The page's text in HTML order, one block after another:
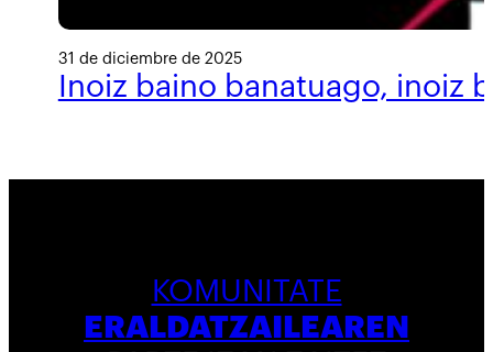
31 de diciembre de 2025
Inoiz baino banatuago, inoiz
KOMUNITATE
ERALDATZAILEAREN